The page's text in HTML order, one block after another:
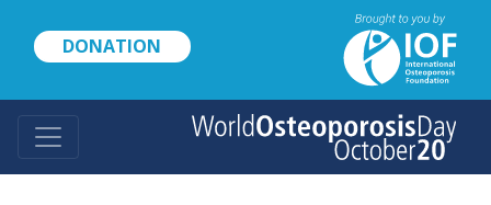
content
DONATION